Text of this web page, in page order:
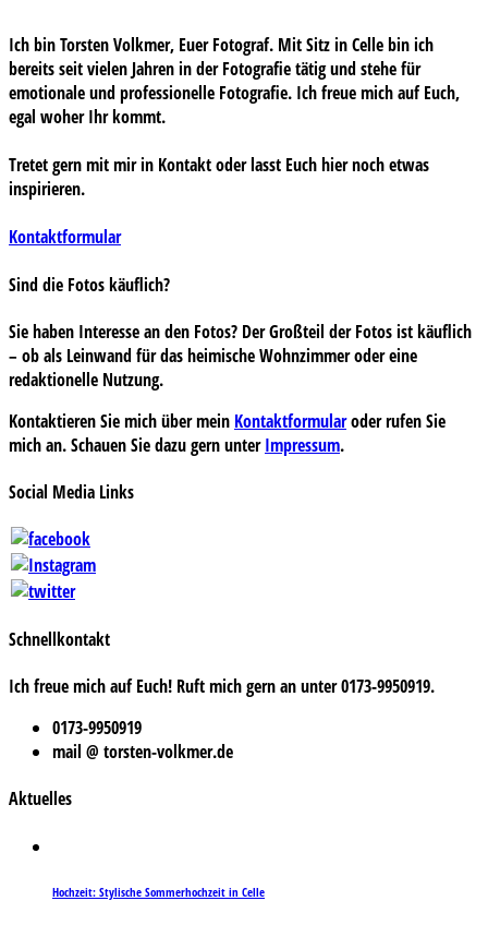
Ich bin Torsten Volkmer, Euer Fotograf. Mit Sitz in Celle bin ich
bereits seit vielen Jahren in der Fotografie tätig und stehe für
emotionale und professionelle Fotografie. Ich freue mich auf Euch,
egal woher Ihr kommt.
Tretet gern mit mir in Kontakt oder lasst Euch hier noch etwas
inspirieren.
Kontaktformular
Sind die Fotos käuflich?
Sie haben Interesse an den Fotos? Der Großteil der Fotos ist käuflich
– ob als Leinwand für das heimische Wohnzimmer oder eine
redaktionelle Nutzung.
Kontaktieren Sie mich über mein Kontaktformularoder rufen Sie
mich an. Schauen Sie dazu gern unterImpressum.
Social Media Links
Schnellkontakt
Ich freue mich auf Euch! Ruft mich gern an unter 0173-9950919.
0173-9950919
mail @ torsten-volkmer.de
Aktuelles
Hochzeit: Stylische Sommerhochzeit in Celle